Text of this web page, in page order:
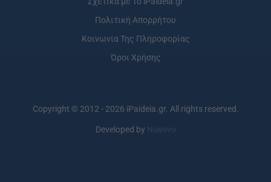
Πολιτική Απορρήτου
Κοινωνία Της Πληροφορίας
Όροι Χρήσης
Copyright © 2012 - 2026 iPaideia.gr. All rights reserved.
Developed by